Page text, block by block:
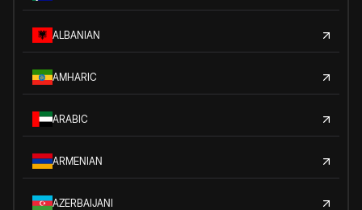
ALBANIAN
AMHARIC
ARABIC
ARMENIAN
AZERBAIJANI